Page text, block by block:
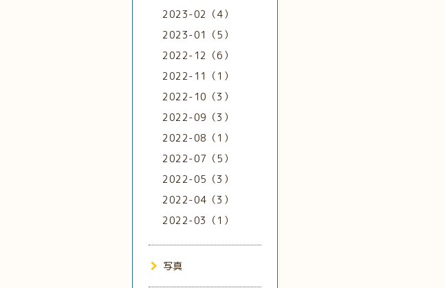
2023-02（4）
2023-01（5）
2022-12（6）
2022-11（1）
2022-10（3）
2022-09（3）
2022-08（1）
2022-07（5）
2022-05（3）
2022-04（3）
2022-03（1）
写真